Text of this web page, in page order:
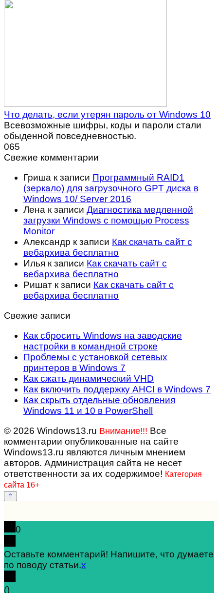
Что делать, если утерян пароль от Windows 10
Всевозможные шифры, коды и пароли стали
обыденной повседневностью.
065
Свежие комментарии
Гриша к записи Программный RAID1
(зеркало) для загрузочного GPT диска в
Windows 10/ Server 2016
Лена к записи Диагностика медленной
загрузки Windows с помощью Process
Monitor
Александр к записи Как скачать сайт с
вебархива бесплатно
Илья к записи Как скачать сайт с
вебархива бесплатно
Ришат к записи Как скачать сайт с
вебархива бесплатно
Свежие записи
Как сбросить Windows на заводские
настройки в командной строке
Проблемы с установкой сетевых
принтеров в Windows 7
Как сжать динамический VHD
Как включить поддержку AHCI в Windows 7
Как скрыть отдельные обновления
Windows 11 и 10 в PowerShell
© 2026 Windows13.ru Внимание!!! Все
комментарии опубликованные на сайте
Windows13.ru являются личным мнением
авторов. Администрация сайта не несет
ответственности за их содержимое! Категория
сайта 16+
0
Оставьте комментарий! Напишите, что думаете
по поводу статьи.x
()